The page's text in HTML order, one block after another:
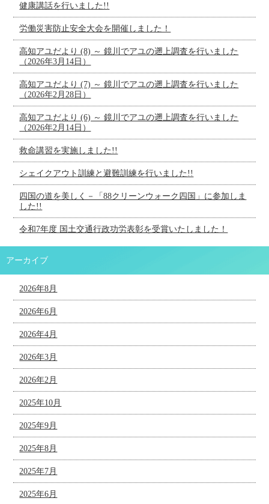
健康講話を行いました!!
労働災害防止安全大会を開催しました！
高知アユだより (8) ～ 鏡川でアユの遡上調査を行いました
（2026年3月14日）
高知アユだより (7) ～ 鏡川でアユの遡上調査を行いました
（2026年2月28日）
高知アユだより (6) ～ 鏡川でアユの遡上調査を行いました
（2026年2月14日）
救命講習を実施しました!!
シェイクアウト訓練と避難訓練を行いました!!
四国の道を美しく－「88クリーンウォーク四国」に参加しま
した!!
令和7年度 国土交通行政功労表彰を受賞いたしました！
アーカイブ
2026年8月
2026年6月
2026年4月
2026年3月
2026年2月
2025年10月
2025年9月
2025年8月
2025年7月
2025年6月